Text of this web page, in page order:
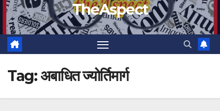
TheAspect
Tag:अबाधित ज्योर्तिमार्ग